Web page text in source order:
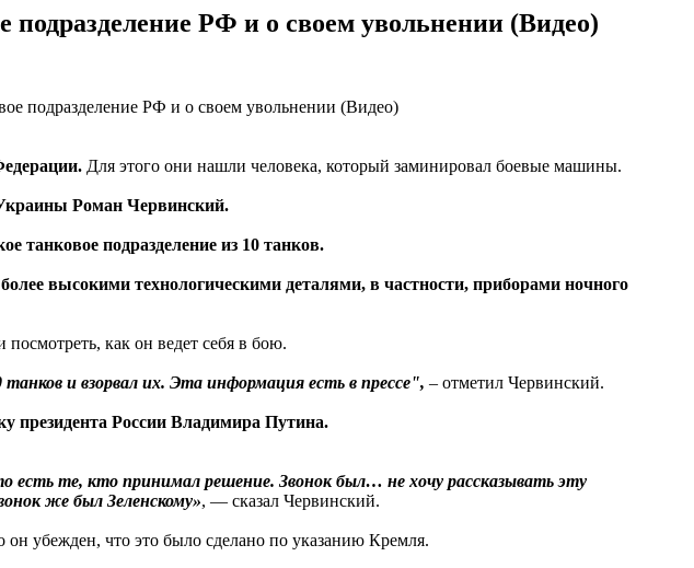
подразделение РФ и о своем увольнении (Видео)
Для этого они нашли человека, который заминировал боевые машины.
Роман Червинский.
танковое подразделение из 10 танков.
высокими технологическими деталями, в частности, приборами ночного
как он ведет себя в бою.
и взорвал их. Эта информация есть в прессе", – отметил Червинский.
президента России Владимира Путина.
есть те, кто принимал решение. Звонок был… не хочу рассказывать эту
же был Зеленскому», — сказал Червинский.
убежден, что это было сделано по указанию Кремля.